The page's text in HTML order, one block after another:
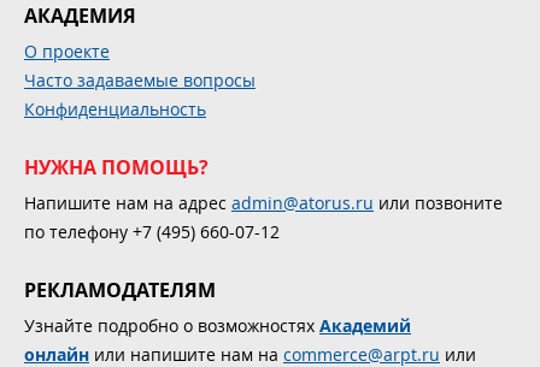
АКАДЕМИЯ
О проекте
Часто задаваемые вопросы
Конфиденциальность
НУЖНА ПОМОЩЬ?
Напишите нам на адрес admin@atorus.ru или позвоните
по телефону +7 (495) 660-07-12
РЕКЛАМОДАТЕЛЯМ
Узнайте подробно о возможностях Академий
онлайн или напишите нам на commerce@arpt.ru или